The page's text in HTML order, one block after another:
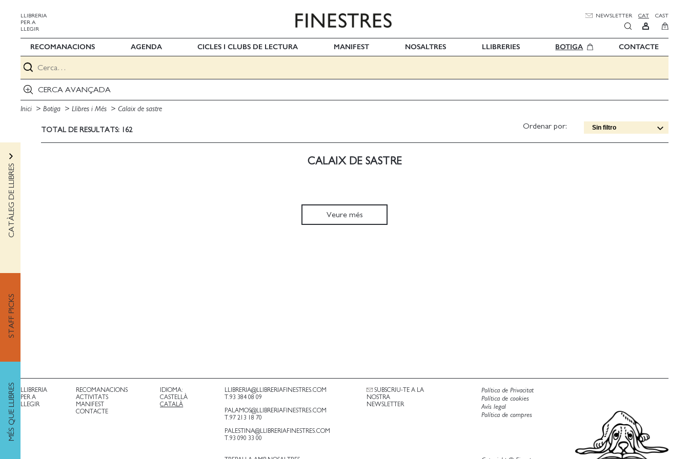
LLIBRERIA
PER A
LLEGIR
NEWSLETTER CAT CAST
0
RECOMANACIONS AGENDA CICLES I CLUBS DE LECTURA MANIFEST NOSALTRES LLIBRERIES BOTIGA CONTACTE
CERCA AVANÇADA
Inici Botiga Llibres i Més Calaix de sastre
TOTAL DE RESULTATS: 162 Ordenar por:
Sin filtro
CATÀLEG DE LLIBRES
STAFF PICKS
MÉS QUE LLIBRES
CALAIX DE SASTRE
Veure més
LLIBRERIA
PER A
LLEGIR
RECOMANACIONS
ACTIVITATS
MANIFEST
CONTACTE
IDIOMA:
CASTELLÀ
CATALÀ
LLIBRERIA@LLIBRERIAFINESTRES.COM
T.93 384 08 09
PALAMOS@LLIBRERIAFINESTRES.COM
T.97 213 18 70
PALESTINA@LLIBRERIAFINESTRES.COM
T.93 090 33 00
SUBSCRIU-TE A LA
NOSTRA
NEWSLETTER
Política de Privacitat
Política de cookies
Avís legal
Política de compres